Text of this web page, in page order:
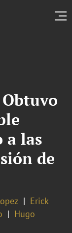
a las
de
Erick
Hugo